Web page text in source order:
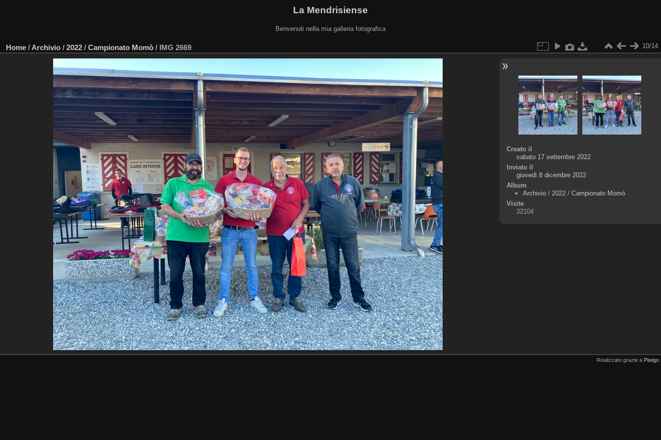
La Mendrisiense
Benvenuti nella mia galleria fotografica
Home / Archivio / 2022 / Campionato Momò / IMG 2669 10/14
Creato il
sabato 17 settembre 2022
Inviato il
giovedì 8 dicembre 2022
Album
Archivio/ 2022/ Campionato Momò
Visite
32104
Realizzato grazie a Piwigo